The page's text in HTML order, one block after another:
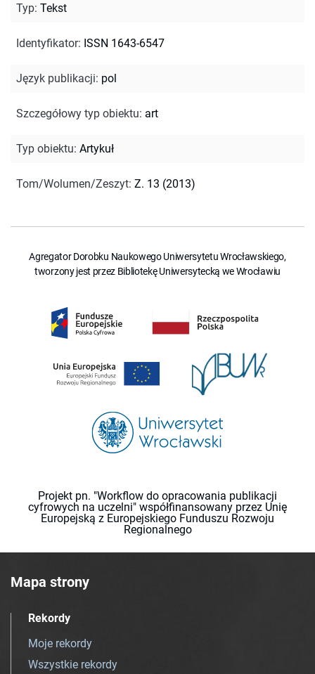
Typ: Tekst
Identyfikator: ISSN 1643-6547
Język publikacji: pol
Szczegółowy typ obiektu: art
Typ obiektu: Artykuł
Tom/Wolumen/Zeszyt: Z. 13 (2013)
Agregator Dorobku Naukowego Uniwersytetu Wrocławskiego,
tworzony jest przez Bibliotekę Uniwersytecką we Wrocławiu
Projekt pn. "Workflow do opracowania publikacji
cyfrowych na uczelni" współfinansowany przez Unię
Europejską z Europejskiego Funduszu Rozwoju
Regionalnego
Mapa strony
Rekordy
Moje rekordy
Wszystkie rekordy